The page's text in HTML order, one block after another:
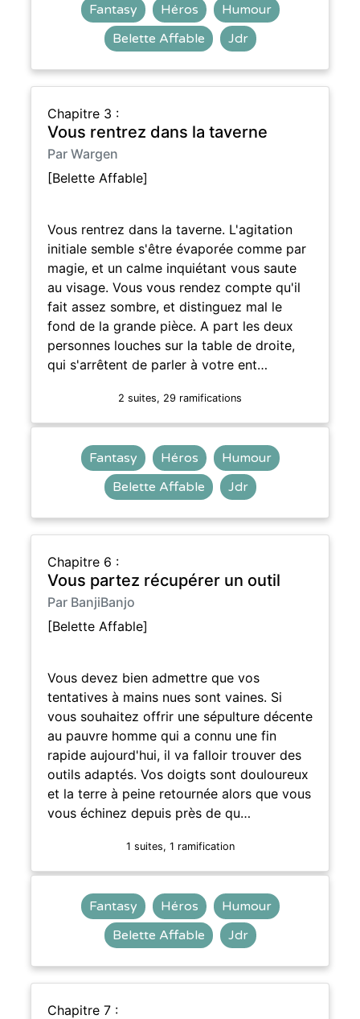
Fantasy Héros
Humour
Belette Affable
Jdr
Chapitre 3 :
Vous rentrez dans la taverne
Par Wargen
[Belette Affable]
Vous rentrez dans la taverne. L'agitation
initiale semble s'être évaporée comme par
magie, et un calme inquiétant vous saute
au visage. Vous vous rendez compte qu'il
fait assez sombre, et distinguez mal le
fond de la grande pièce. A part les deux
personnes louches sur la table de droite,
qui s'arrêtent de parler à votre ent…
2 suites, 29 ramifications
Fantasy Héros
Humour
Belette Affable
Jdr
Chapitre 6 :
Vous partez récupérer un outil
Par BanjiBanjo
[Belette Affable]
Vous devez bien admettre que vos
tentatives à mains nues sont vaines. Si
vous souhaitez offrir une sépulture décente
au pauvre homme qui a connu une fin
rapide aujourd'hui, il va falloir trouver des
outils adaptés. Vos doigts sont douloureux
et la terre à peine retournée alors que vous
vous échinez depuis près de qu…
1 suites, 1 ramification
Fantasy Héros
Humour
Belette Affable
Jdr
Chapitre 7 :